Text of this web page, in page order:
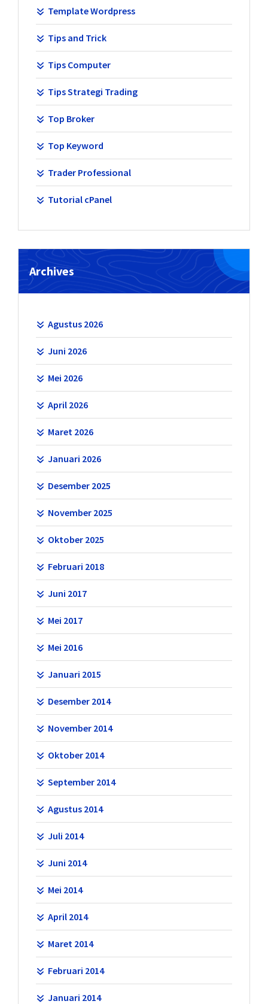
Template Wordpress
Tips and Trick
Tips Computer
Tips Strategi Trading
Top Broker
Top Keyword
Trader Professional
Tutorial cPanel
Archives
Agustus 2026
Juni 2026
Mei 2026
April 2026
Maret 2026
Januari 2026
Desember 2025
November 2025
Oktober 2025
Februari 2018
Juni 2017
Mei 2017
Mei 2016
Januari 2015
Desember 2014
November 2014
Oktober 2014
September 2014
Agustus 2014
Juli 2014
Juni 2014
Mei 2014
April 2014
Maret 2014
Februari 2014
Januari 2014